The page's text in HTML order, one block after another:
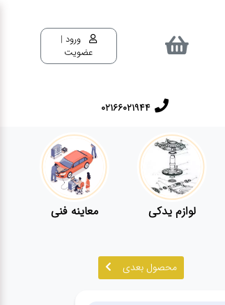
ورود |
عضویت
02166021944
لوازم یدکی معاینه فنی
محصول بعدی